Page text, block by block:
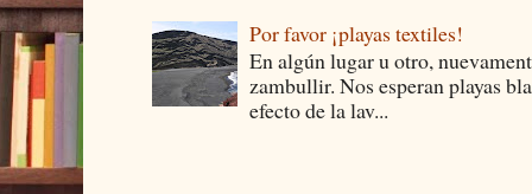
Por favor ¡playas textiles!
En algún lugar u otro,
zambullir. Nos esperan playas
efecto de la lav...